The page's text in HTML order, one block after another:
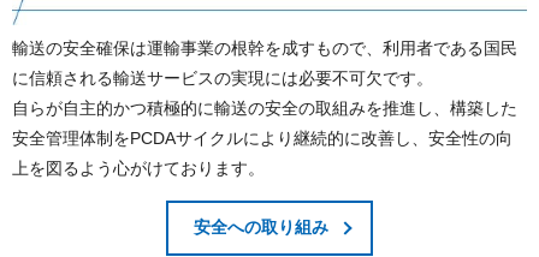
輸送の安全確保は運輸事業の根幹を成すもので、利用者である国民
に信頼される輸送サービスの実現には必要不可欠です。
自らが自主的かつ積極的に輸送の安全の取組みを推進し、構築した
安全管理体制をPCDAサイクルにより継続的に改善し、安全性の向
上を図るよう心がけております。
安全への取り組み